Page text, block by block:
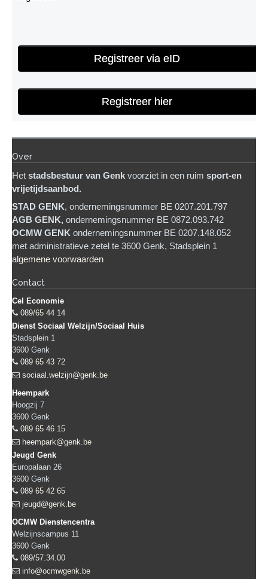
Registreer via eID
Registreer hier
Over
Het stadsbestuur van Genk voorziet in een ruim sport-en
vrijetijdsaanbod.
STAD GENK, ondernemingsnummer BE 0207.201.797
AGB GENK, ondernemingsnummer BE 0872.093.742
OCMW GENK ondernemingsnummer BE 0207.148.052
met administratieve zetel te 3600 Genk, Stadsplein 1
algemene voorwaarden
Contact
Cel Economie
089/65 44 14
Dienst Sociaal Welzijn/Sociaal Huis
Stadsplein 1
3600 Genk
089 65 43 72
sociaal.welzijn@genk.be
Heempark
Hoogzij 7
3600 Genk
089 65 46 15
heempark@genk.be
Jeugd Genk
Europalaan 26
3600 Genk
089 65 42 65
jeugd@genk.be
OCMW Dienstencentra
Welzijnscampus 11
3600 Genk
089/57.34.00
info@ocmwgenk.be